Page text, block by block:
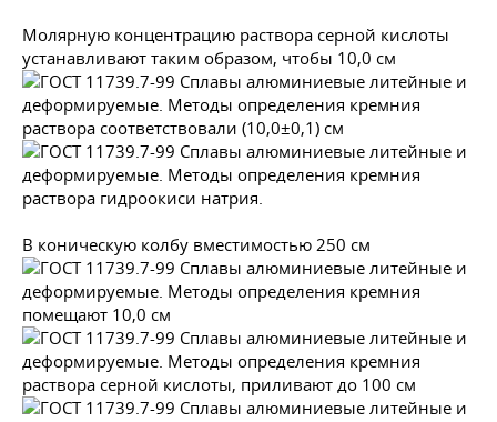
Молярную концентрацию раствора серной кислоты
устанавливают таким образом, чтобы 10,0 см
раствора соответствовали (10,0±0,1) см
раствора гидроокиси натрия.
В коническую колбу вместимостью 250 см
помещают 10,0 см
раствора серной кислоты, приливают до 100 см